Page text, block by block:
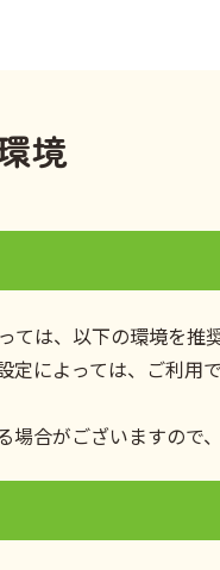
境
ては、以下の環境を推
によっては、ご利用
合がございますので